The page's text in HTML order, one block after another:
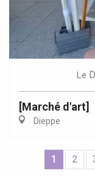
Le
[Marché d'art]
Dieppe
1 2